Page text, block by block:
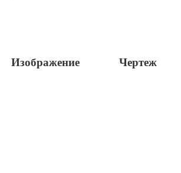
Изображение Чертеж